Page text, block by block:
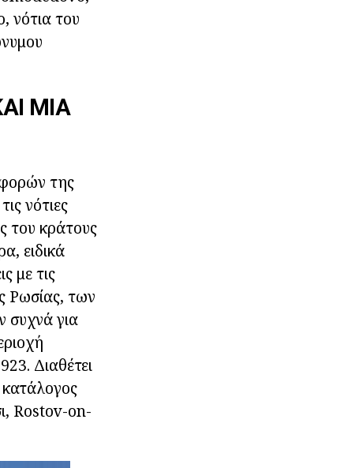
νότια του
ΜΙΑ
της
νότιες
του κράτους
ειδικά
με τις
Ρωσίας, των
συχνά για
Διαθέτει
Rostov-on-